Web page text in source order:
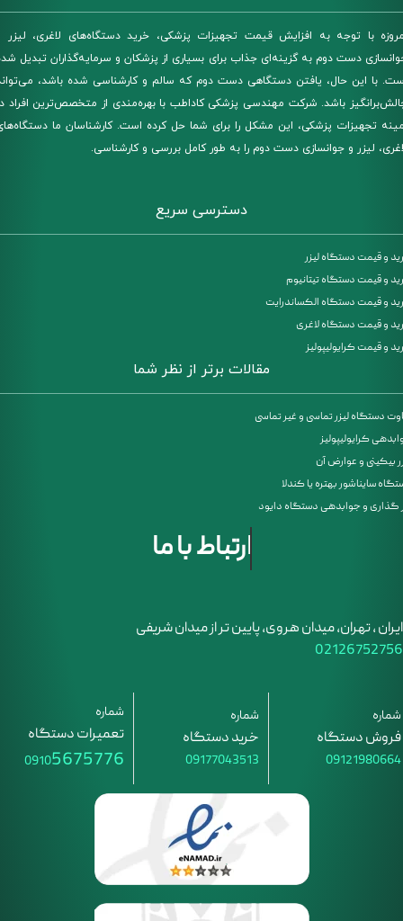
با توجه به افزایش قیمت تجهیزات پزشکی، خرید دستگاه‌های لاغری، لیزر
دست دوم به گزینه‌ای جذاب برای بسیاری از پزشکان و سرمایه‌گذاران تبدیل
با این حال، یافتن دستگاهی دست دوم که سالم و کارشناسی شده باشد،
باشد. شرکت مهندسی پزشکی کاداطب با بهره‌مندی از متخصص‌ترین افراد
تجهیزات پزشکی، این مشکل را برای شما حل کرده است. کارشناسان ما
لیزر و جوانسازی دست دوم را به طور کامل بررسی و کارشناسی.
دسترسی سریع
و قیمت دستگاه لیزر
و قیمت دستگاه تیتانیوم
و قیمت دستگاه الکساندرایت
و قیمت دستگاه لاغری
و قیمت کرایولیپولیز
مقالات برتر از نظر شما
دستگاه لیزر تماسی و غیر تماسی
کرایولیپولیز
بیکینی و عوارض آن
سایناشور بهتره یا کندلا
گذاری و جوابدهی دستگاه دایود
ارتباط با ما
ایران ، تهران، میدان هروی، پایین تر از میدان شریفی
02126752756
شماره
فروش دستگاه
09121980664
شماره
خرید دستگاه
09177043513
شماره
تعمیرات دستگاه
09105675776